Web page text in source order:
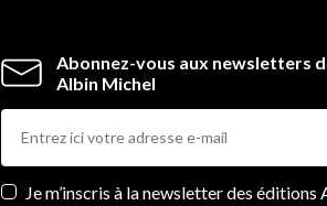
Abonnez-vous aux newsletters
Albin Michel
Newsletters
Je m’inscris à la newsletter des